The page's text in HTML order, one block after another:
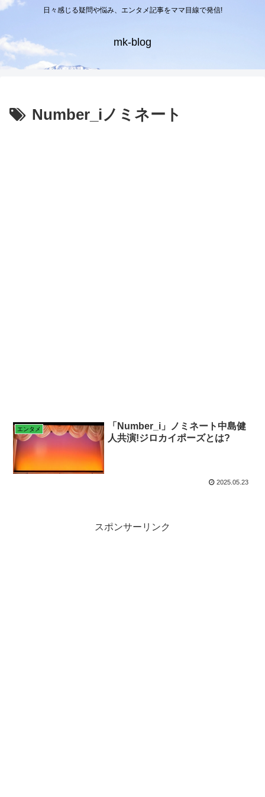
日々感じる疑問や悩み、エンタメ記事をママ目線で発信!
mk-blog
Number_iノミネート
エンタメ
「Number_i」ノミネート中島健
人共演!ジロカイポーズとは?
2025.05.23
スポンサーリンク